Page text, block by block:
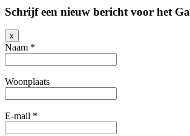
Schrijf een nieuw bericht voor het
x
dit
formulier.
Naam *
Woonplaats
E-mail *